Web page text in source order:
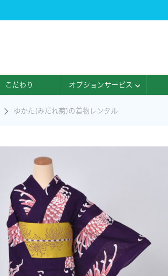
こだわり オプションサービス
ゆかた(みだれ菊)の着物レンタル